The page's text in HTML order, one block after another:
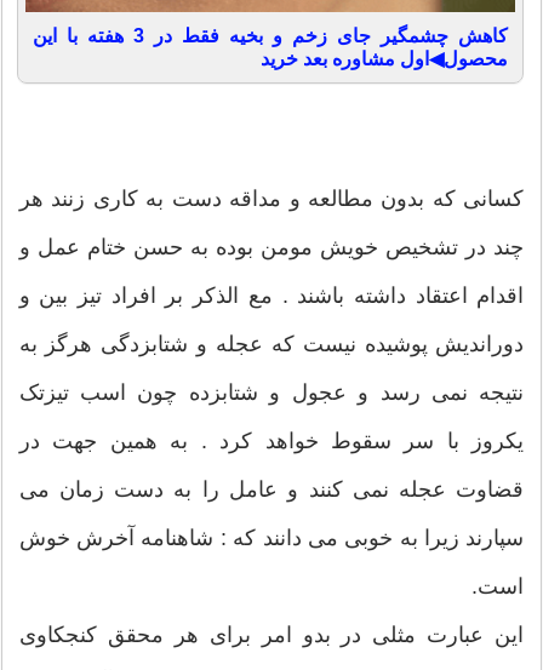
کاهش چشمگیر جای زخم و بخیه فقط در 3 هفته با این
محصول◀اول مشاوره بعد خرید
کسانی که بدون مطالعه و مداقه دست به کاری زنند هر
چند در تشخیص خویش مومن بوده به حسن ختام عمل و
اقدام اعتقاد داشته باشند . مع الذکر بر افراد تیز بین و
دوراندیش پوشیده نیست که عجله و شتابزدگی هرگز به
نتیجه نمی رسد و عجول و شتابزده چون اسب تیزتک
یکروز با سر سقوط خواهد کرد . به همین جهت در
قضاوت عجله نمی کنند و عامل را به دست زمان می
سپارند زیرا به خوبی می دانند که : شاهنامه آخرش خوش
است.
این عبارت مثلی در بدو امر برای هر محقق کنجکاوی